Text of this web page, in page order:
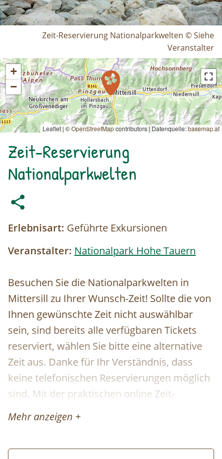
Zeit-Reservierung Nationalparkwelten © Siehe
Veranstalter
+
−
Leaflet | ©OpenStreetMapcontributors | Datenquelle:basemap.at
Zeit-Reservierung
Nationalparkwelten
Erlebnisart: Geführte Exkursionen
Veranstalter: Nationalpark Hohe Tauern
Besuchen Sie die Nationalparkwelten in
Mittersill zu Ihrer Wunsch-Zeit! Sollte die von
Ihnen gewünschte Zeit nicht auswählbar
sein, sind bereits alle verfügbaren Tickets
reserviert, wählen Sie bitte eine alternative
Zeit aus. Danke für Ihr Verständnis, dass
keine telefonischen Reservierungen möglich
sind. Mit der praktischen online Zeit-
Reservierung der Nationalparkwelten
profitieren Sie von einem garantierten
Mehr anzeigen +